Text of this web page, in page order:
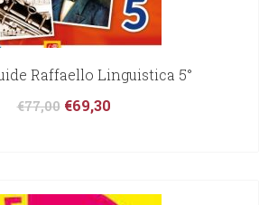
Raffaello Linguistica 5°
€77,00 €69,30